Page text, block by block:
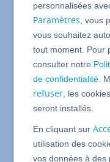
Valable pour
La "déclaration
prescrite par la
une offre
d'accessibilité
accessible en
et vous informe
déclaration
Attention
IONOS ne
personnalisées
Paramètres , vous
vous souhaitez
tout moment. Pour
consulter notre
de confidentialité .
refuser , les
seront installés.
En cliquant sur
utilisation des
vos données à des